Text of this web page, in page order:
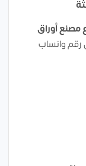
مصنع أوراق
رقم واتساب